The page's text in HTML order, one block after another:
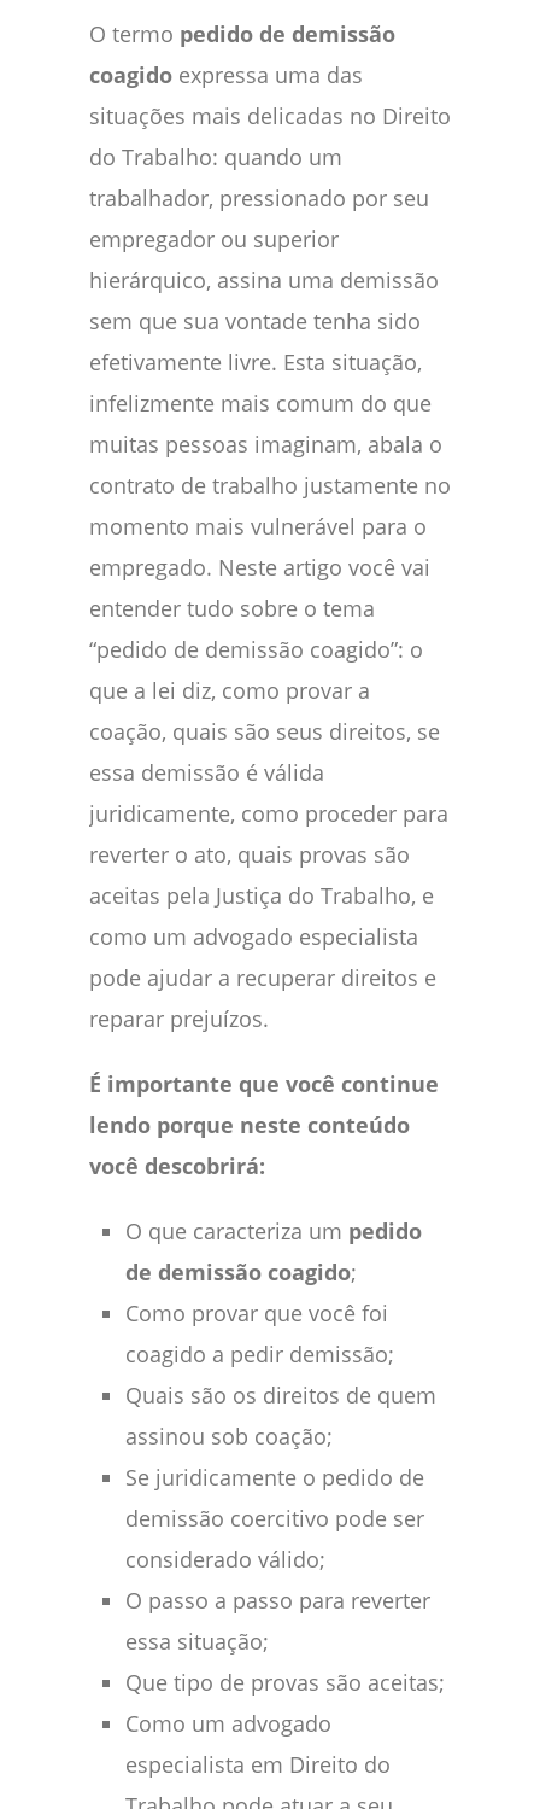
O termo pedido de demissão
coagido expressa uma das
situações mais delicadas no Direito
do Trabalho: quando um
trabalhador, pressionado por seu
empregador ou superior
hierárquico, assina uma demissão
sem que sua vontade tenha sido
efetivamente livre. Esta situação,
infelizmente mais comum do que
muitas pessoas imaginam, abala o
contrato de trabalho justamente no
momento mais vulnerável para o
empregado. Neste artigo você vai
entender tudo sobre o tema
“pedido de demissão coagido”: o
que a lei diz, como provar a
coação, quais são seus direitos, se
essa demissão é válida
juridicamente, como proceder para
reverter o ato, quais provas são
aceitas pela Justiça do Trabalho, e
como um advogado especialista
pode ajudar a recuperar direitos e
reparar prejuízos.
É importante que você continue
lendo porque neste conteúdo
você descobrirá:
O que caracteriza um pedido
de demissão coagido;
Como provar que você foi
coagido a pedir demissão;
Quais são os direitos de quem
assinou sob coação;
Se juridicamente o pedido de
demissão coercitivo pode ser
considerado válido;
O passo a passo para reverter
essa situação;
Que tipo de provas são aceitas;
Como um advogado
especialista em Direito do